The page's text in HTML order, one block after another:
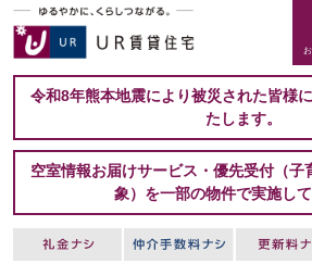
令和8年熊本地震により被災された皆様
たします。
空室情報お届けサービス・優先受付（子
象）を一部の物件で実施して